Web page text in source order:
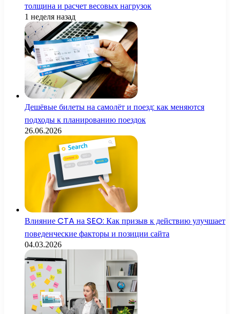
толщина и расчет весовых нагрузок
1 неделя назад
Дешёвые билеты на самолёт и поезд: как меняются
подходы к планированию поездок
26.06.2026
Влияние CTA на SEO: Как призыв к действию улучшает
поведенческие факторы и позиции сайта
04.03.2026